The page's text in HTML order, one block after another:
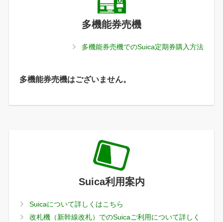
多機能券売機
多機能券売機でのSuica定期券購入方法
多機能券売機はございません。
Suica利用案内
Suicaについて詳しくはこちら
改札機（新幹線改札）でのSuicaご利用について詳しく